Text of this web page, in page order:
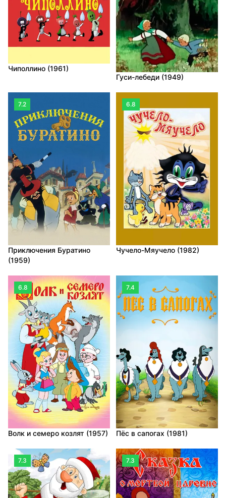
Чиполлино (1961)
Гуси-лебеди (1949)
7.2
Приключения Буратино
(1959)
6.8
Чучело-Мяучело (1982)
6.8
Волк и семеро козлят (1957)
7.4
Пёс в сапогах (1981)
7.3 7.3